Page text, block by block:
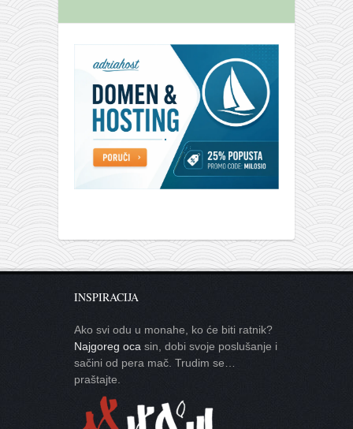
INSPIRACIJA
Ako svi odu u monahe, ko će biti ratnik?
Najgoreg oca sin, dobi svoje poslušanje i
sačini od pera mač. Trudim se…
praštajte.